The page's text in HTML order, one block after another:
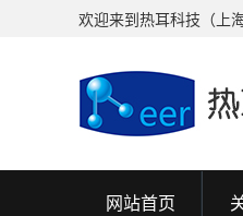
欢迎来到热耳科技（上
网站首页